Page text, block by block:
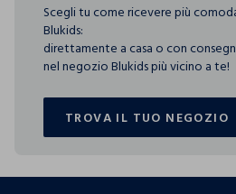
Scegli tu come ricevere più
Blukids:
direttamente a casa o con
nel negozio Blukids più vicino a te!
TROVA IL TUO NEGOZIO
TROVA IL TUO NEGOZIO